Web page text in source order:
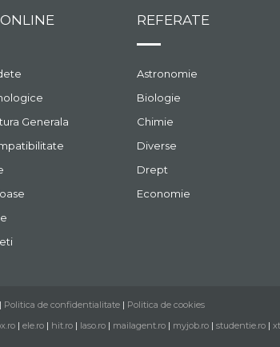
Generala
REFERATE
Astronomie
Biologie
Chimie
Diverse
Drept
Economie
| Politica de confidentialitate | Politica de cookies
| ele.ro | hit.ro | laso.ro | mailagent.ro | myjob.ro | studentie.ro |